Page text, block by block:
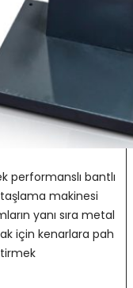
performanslı bantlı
taşlama makinesi
yanı sıra metal
için kenarlara pah